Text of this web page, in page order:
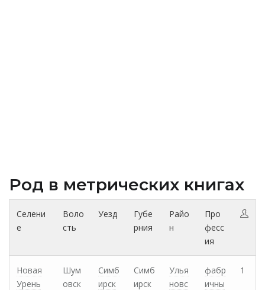
Род в метрических книгах
Селени
е
Воло
сть
Уезд
Губе
рния
Райо
н
Про
фесс
ия
Новая
Урень
Шум
овск
Симб
ирск
Симб
ирск
Улья
новс
фабр
ичны
1